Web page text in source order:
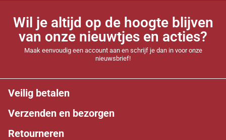
Wil je altijd op de hoogte blijven
van onze nieuwtjes en acties?
Maak eenvoudig een account aan en schrijf je dan in voor onze
nieuwsbrief!
Veilig betalen
Verzenden en bezorgen
Retourneren